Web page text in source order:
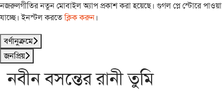
নজরুলগীতির নতুন মোবাইল অ্যাপ প্রকাশ করা হয়েছে। গুগল প্লে স্টোরে পাওয়া
যাচ্ছে। ইনস্টল করতেক্লিক করুন।
বর্ণানুক্রমে
জনপ্রিয়
নবীন বসন্তের রানী তুমি